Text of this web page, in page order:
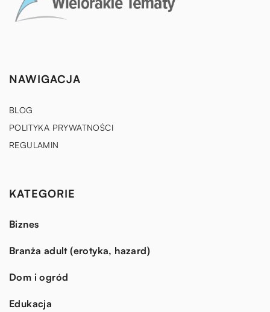
NAWIGACJA
BLOG
POLITYKA PRYWATNOŚCI
REGULAMIN
KATEGORIE
Biznes
Branża adult (erotyka, hazard)
Dom i ogród
Edukacja